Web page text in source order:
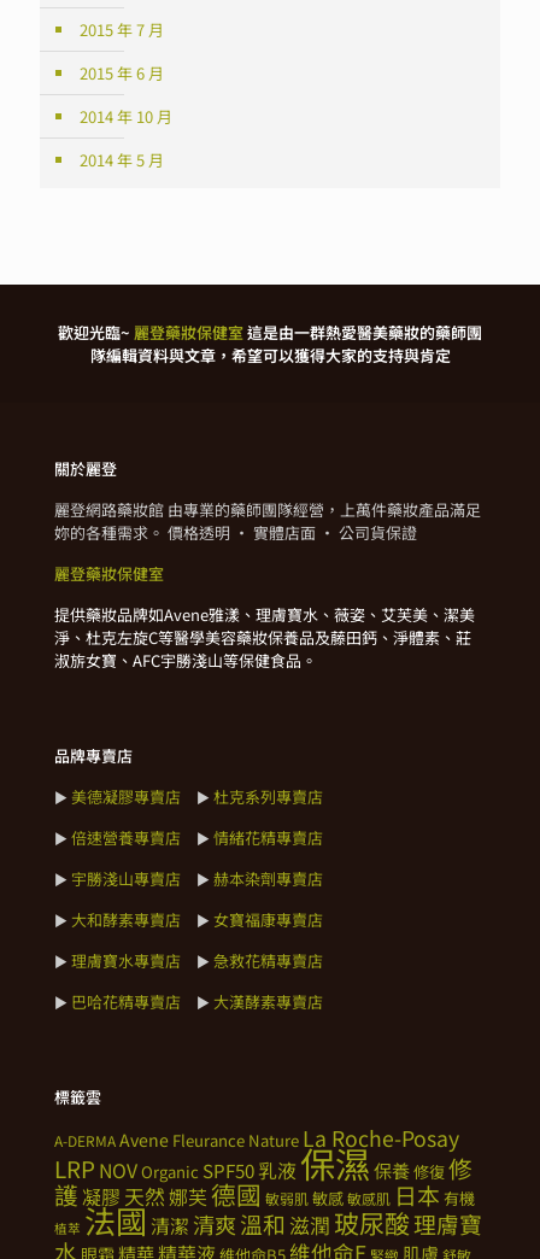
2015 年 7 月
2015 年 6 月
2014 年 10 月
2014 年 5 月
歡迎光臨~ 麗登藥妝保健室這是由一群熱愛醫美藥妝的藥師團
隊編輯資料與文章，希望可以獲得大家的支持與肯定
關於麗登
麗登網路藥妝館 由專業的藥師團隊經營，上萬件藥妝產品滿足
妳的各種需求。 價格透明 · 實體店面 · 公司貨保證
麗登藥妝保健室
提供藥妝品牌如Avene雅漾、理膚寶水、薇姿、艾芙美、潔美
淨、杜克左旋C等醫學美容藥妝保養品及藤田鈣、淨體素、莊
淑旂女寶、AFC宇勝淺山等保健食品。
品牌專賣店
► 美德凝膠專賣店 ► 杜克系列專賣店
► 倍速營養專賣店 ► 情緒花精專賣店
► 宇勝淺山專賣店 ► 赫本染劑專賣店
► 大和酵素專賣店 ► 女寶福康專賣店
► 理膚寶水專賣店 ► 急救花精專賣店
► 巴哈花精專賣店 ► 大漢酵素專賣店
標籤雲
A-DERMAAvene Fleurance Nature La Roche-Posay
LRP NOVOrganic SPF50乳液 保濕保養修復修
護凝膠 天然娜芙德國 敏弱肌敏感敏感肌 日本 有機
植萃 法國清潔 清爽溫和 滋潤 玻尿酸理膚寶
水
精華 維他命E 緊緻 肌膚 舒敏